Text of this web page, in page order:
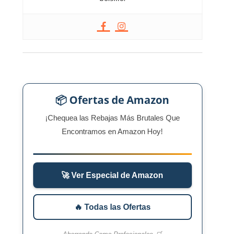
📦 Ofertas de Amazon
¡Chequea las Rebajas Más Brutales Que
Encontramos en Amazon Hoy!
🚀 Ver Especial de Amazon
🔥 Todas las Ofertas